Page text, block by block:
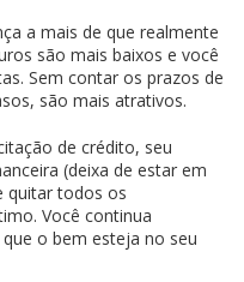
a mais de que realmente
são mais baixos e você
Sem contar os prazos de
são mais atrativos.
de crédito, seu
(deixa de estar em
quitar todos os
Você continua
o bem esteja no seu